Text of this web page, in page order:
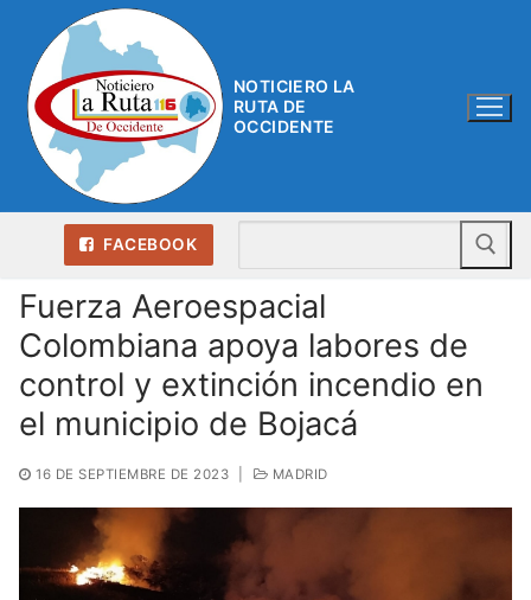
contenido
NOTICIERO LA
RUTA DE
OCCIDENTE
FACEBOOK
Fuerza Aeroespacial
Colombiana apoya labores de
control y extinción incendio en
el municipio de Bojacá
16 DE SEPTIEMBRE DE 2023 MADRID